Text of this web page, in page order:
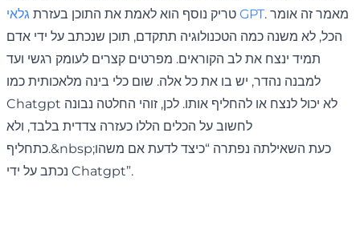
טריק נוסף הוא לאמת את התוכן בעזרת גלאי GPT. מאמר זה אומר
הכל, לא משנה כמה הטכנולוגיה תתקדם, תוכן שנכתב על ידי אדם
תמיד ינצח את לב הקוראים. מפרטים קצרים לעומק רגשי ועד
למבנה נהדר, יש בו את כל אלה. שום כלי בינה מלאכותית כמו
Chatgpt לא יכול לנצח או להחליף אותו. לכן, זוהי החלטה נבונה
לחשוב על הכלים הללו כעזרה צדדית בלבד, ולא
כתחליף.&nbsp;כעת השאילתה נפתרה “כיצד לדעת אם משהו
נכתב על ידי Chatgpt”.